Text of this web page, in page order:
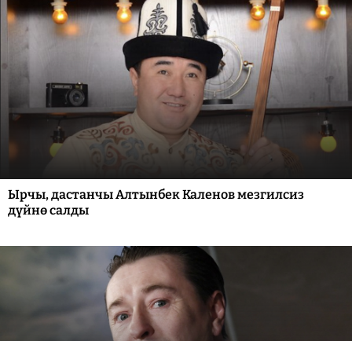
Ырчы, дастанчы Алтынбек Каленов мезгилсиз
дүйнө салды